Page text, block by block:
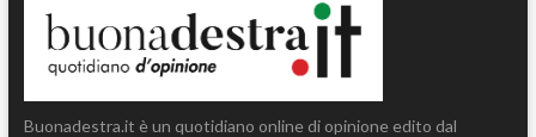
Buonadestra.it è un quotidiano online di opinione edito dal